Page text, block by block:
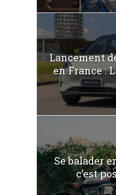
Lancement
en France :
Se balader
c’est